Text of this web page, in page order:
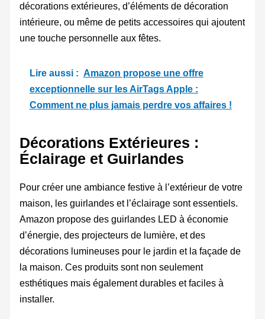
décorations extérieures, d’éléments de décoration
intérieure, ou même de petits accessoires qui ajoutent
une touche personnelle aux fêtes.
Lire aussi : Amazon propose une offre
exceptionnelle sur les AirTags Apple :
Comment ne plus jamais perdre vos affaires !
Décorations Extérieures :
Éclairage et Guirlandes
Pour créer une ambiance festive à l’extérieur de votre
maison, les guirlandes et l’éclairage sont essentiels.
Amazon propose des guirlandes LED à économie
d’énergie, des projecteurs de lumière, et des
décorations lumineuses pour le jardin et la façade de
la maison. Ces produits sont non seulement
esthétiques mais également durables et faciles à
installer.